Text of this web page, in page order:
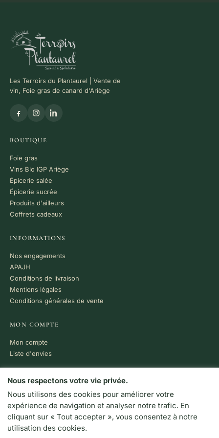
Les Terroirs du Plantaurel | Vente de
vin, Foie gras de canard d'Ariège
BOUTIQUE
Foie gras
Vins Bio IGP Ariège
Épicerie salée
Épicerie sucrée
Produits d'ailleurs
Coffrets cadeaux
INFORMATIONS
Nos engagements
APAJH
Conditions de livraison
Mentions légales
Conditions générales de vente
MON COMPTE
Mon compte
Liste d'envies
PAIEMENT 100% SÉCURISÉ
VISA MC CB
LIVRAISON RAPIDE
Colissimo · Chronopost
Nous respectons votre vie privée.
Nous utilisons des cookies pour améliorer votre
expérience de navigation et analyser notre trafic. En
cliquant sur « Tout accepter », vous consentez à notre
utilisation des cookies.